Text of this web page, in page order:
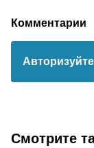
Комментарии
Смотрите